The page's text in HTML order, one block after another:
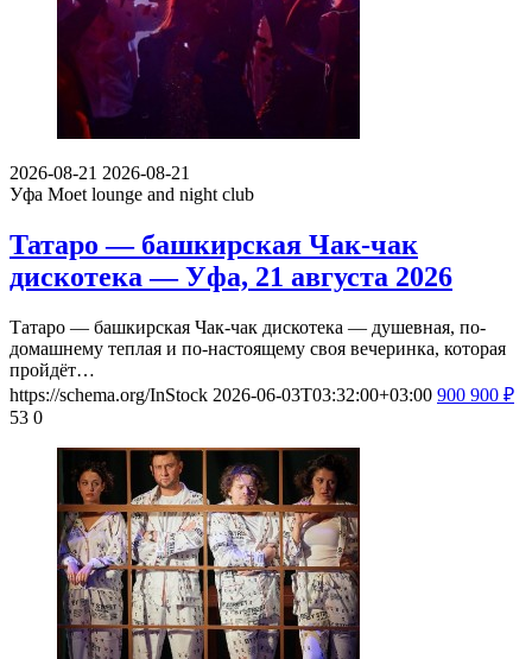
2026-08-21 2026-08-21
Уфа Мoet lounge and night club
Татаро — башкирская Чак-чак
дискотека — Уфа, 21 августа 2026
Татаро — башкирская Чак-чак дискотека — душевная, по-
домашнему теплая и по-настоящему своя вечеринка, которая
пройдёт…
https://schema.org/InStock 2026-06-03T03:32:00+03:00 900 900 ₽
53 0